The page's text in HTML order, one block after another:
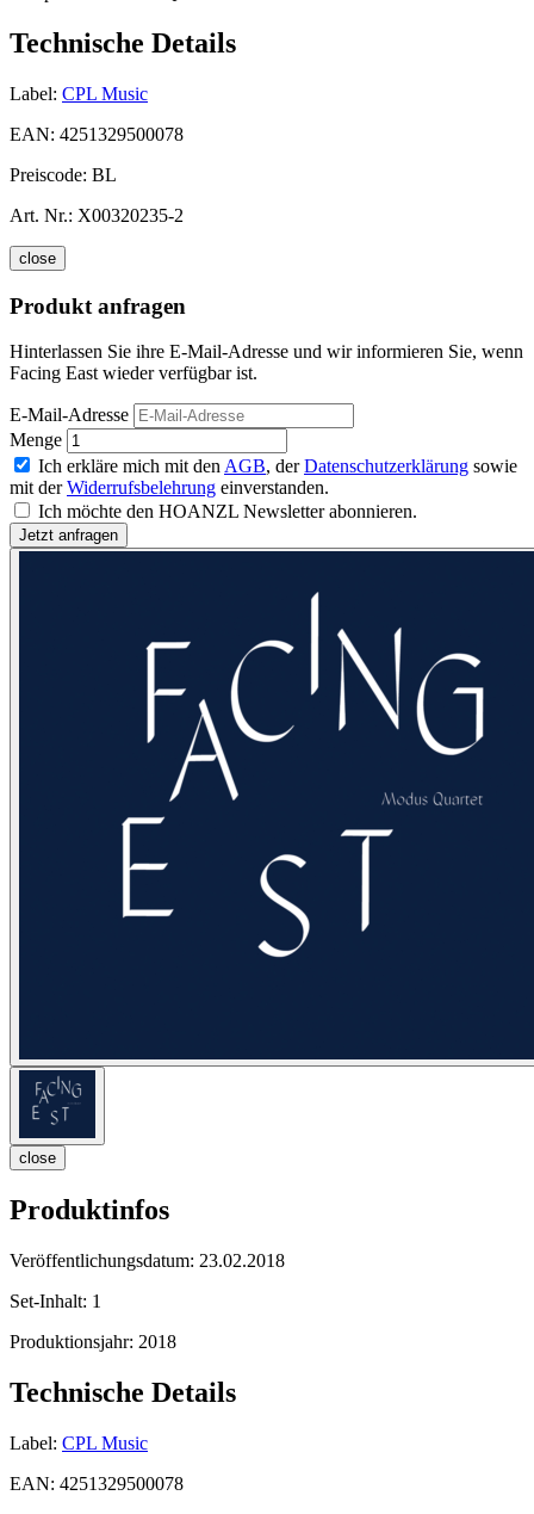
Technische Details
Label: CPL Music
EAN: 4251329500078
Preiscode: BL
Art. Nr.: X00320235-2
close
Produkt anfragen
Hinterlassen Sie ihre E-Mail-Adresse und wir informieren Sie, wenn
Facing East wieder verfügbar ist.
E-Mail-Adresse
Menge
Ich erkläre mich mit den AGB, derDatenschutzerklärung sowie
mit derWiderrufsbelehrung einverstanden.
Ich möchte den HOANZL Newsletter abonnieren.
close
Produktinfos
Veröffentlichungsdatum: 23.02.2018
Set-Inhalt: 1
Produktionsjahr: 2018
Technische Details
Label: CPL Music
EAN: 4251329500078